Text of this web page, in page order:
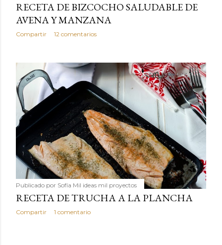
RECETA DE BIZCOCHO SALUDABLE DE
AVENA Y MANZANA
Compartir 12 comentarios
Publicado por Sofía Mil ideas mil proyectos
RECETA DE TRUCHA A LA PLANCHA
Compartir 1 comentario